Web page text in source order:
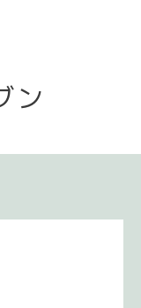
ン